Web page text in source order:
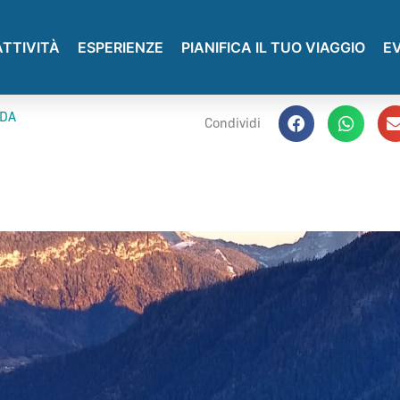
ESPERIENZE PIANIFICA IL TUO VIAGGIO
Condividi